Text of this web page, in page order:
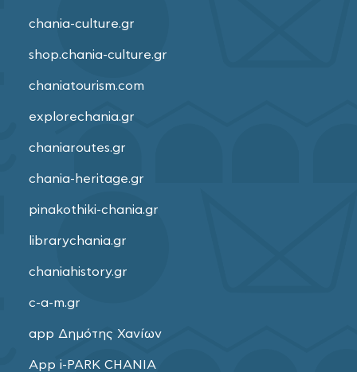
chania-culture.gr
shop.chania-culture.gr
chaniatourism.com
explorechania.gr
chaniaroutes.gr
chania-heritage.gr
pinakothiki-chania.gr
librarychania.gr
chaniahistory.gr
c-a-m.gr
app Δημότης Χανίων
App i-PARK CHANIA